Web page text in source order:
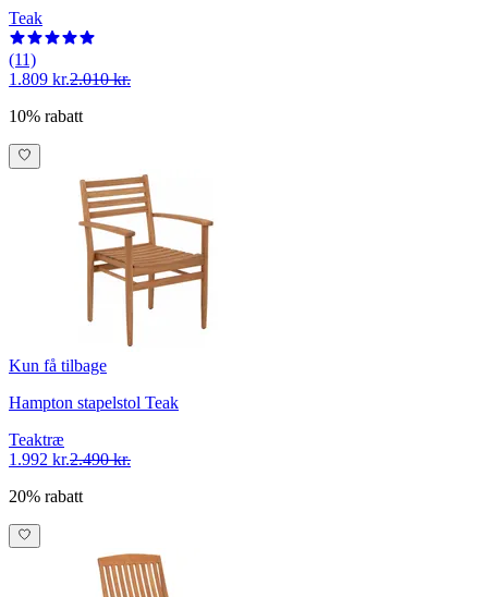
Teak
(11)
1.809 kr.2.010 kr.
10% rabatt
Kun få tilbage
Hampton stapelstol Teak
Teaktræ
1.992 kr.2.490 kr.
20% rabatt